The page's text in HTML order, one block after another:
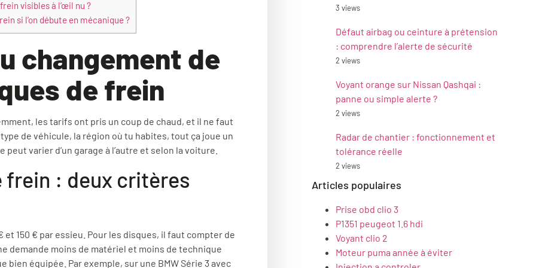
visibles à l’œil nu ?
si l’on débute en mécanique ?
changement de
de frein
les tarifs ont pris un coup de chaud, et il ne faut
de véhicule, la région où tu habites, tout ça joue un
varier d’un garage à l’autre et selon la voiture.
frein : deux critères
150 € par essieu. Pour les disques, il faut compter de
demande moins de matériel et moins de technique
bien équipée. Par exemple, sur une BMW Série 3 avec
3 views
Défaut airbag ou ceinture à prétension
: comprendre l’alerte de sécurité
2 views
Voyant orange sur Nissan Qashqai :
panne ou simple alerte ?
2 views
Radar de chantier : fonctionnement et
tolérance réelle
2 views
Articles populaires
Prise obd clio 3
P1351 peugeot 1.6 hdi
Voyant clio 2
Moteur puma année à éviter